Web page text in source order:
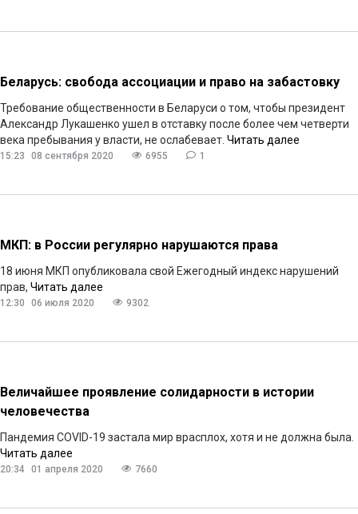
Беларусь: свобода ассоциации и право на забастовку
Требование общественности в Беларуси о том, чтобы президент
Александр Лукашенко ушел в отставку после более чем четверти
века пребывания у власти, не ослабевает. Читать далее
15:23 08 сентября 2020 6955 1
МКП: в России регулярно нарушаются права
18 июня МКП опубликовала свой Ежегодный индекс нарушений
прав, Читать далее
12:30 06 июля 2020 9302
Величайшее проявление солидарности в истории
человечества
Пандемия COVID-19 застала мир врасплох, хотя и не должна была.
Читать далее
20:34 01 апреля 2020 7660